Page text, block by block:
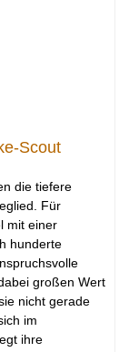
Scout
die tiefere
Für
mit einer
hunderte
großen Wert
nicht gerade
im
ihre